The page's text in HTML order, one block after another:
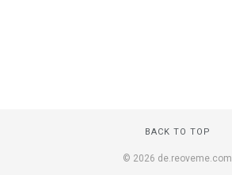
BACK TO TOP
© 2026 de.reoveme.com